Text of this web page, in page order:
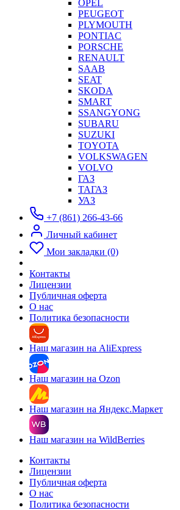
OPEL
PEUGEOT
PLYMOUTH
PONTIAC
PORSCHE
RENAULT
SAAB
SEAT
SKODA
SMART
SSANGYONG
SUBARU
SUZUKI
TOYOTA
VOLKSWAGEN
VOLVO
ГАЗ
ТАГАЗ
УАЗ
+7 (861) 266-43-66
Личный кабинет
Мои закладки (0)
Контакты
Лицензии
Публичная оферта
О нас
Политика безопасности
Наш магазин на AliExpress
Наш магазин на Ozon
Наш магазин на Яндекс.Маркет
Наш магазин на WildBerries
Контакты
Лицензии
Публичная оферта
О нас
Политика безопасности